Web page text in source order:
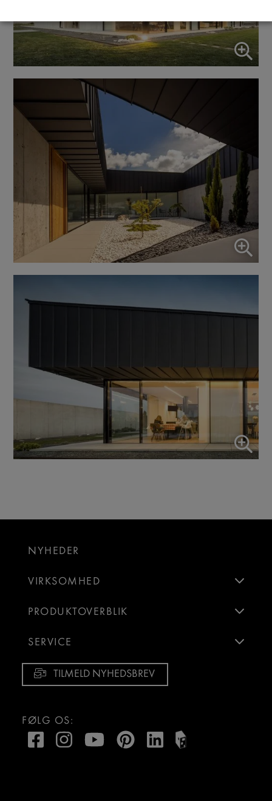
NYHEDER
VIRKSOMHED
PRODUKTOVERBLIK
SERVICE
TILMELD NYHEDSBREV
FØLG OS:
Marketing
↓ tjenester
Aktiver/deaktiver alle applikatione
Brug denne kontakt til at aktivere/deaktivere alle apps.